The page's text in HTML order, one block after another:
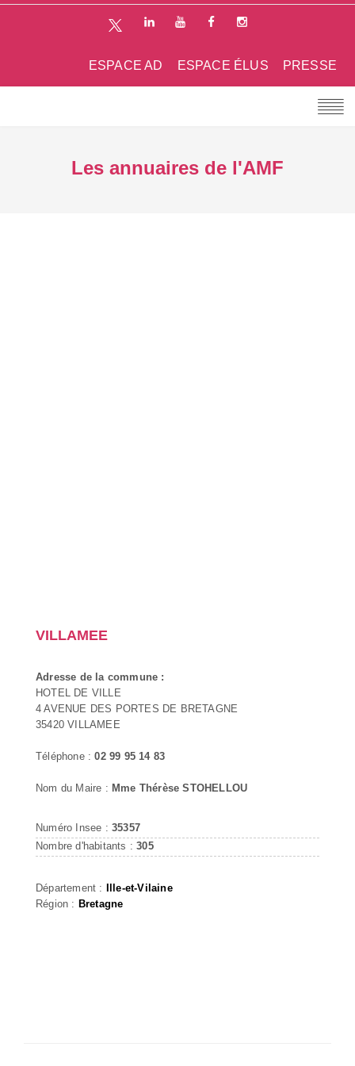
PRESSE
ESPACE ÉLUS
ESPACE AD
Les annuaires de l'AMF
VILLAMEE
Adresse de la commune :
HOTEL DE VILLE
4 AVENUE DES PORTES DE BRETAGNE
35420 VILLAMEE
Téléphone :02 99 95 14 83
Nom du Maire : Mme Thérèse STOHELLOU
Numéro Insee : 35357
Nombre d'habitants :305
Département : Ille-et-Vilaine
Région : Bretagne